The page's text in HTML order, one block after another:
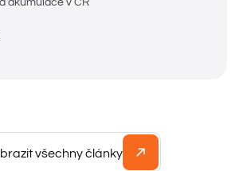
akumulace v ČR
všechny články